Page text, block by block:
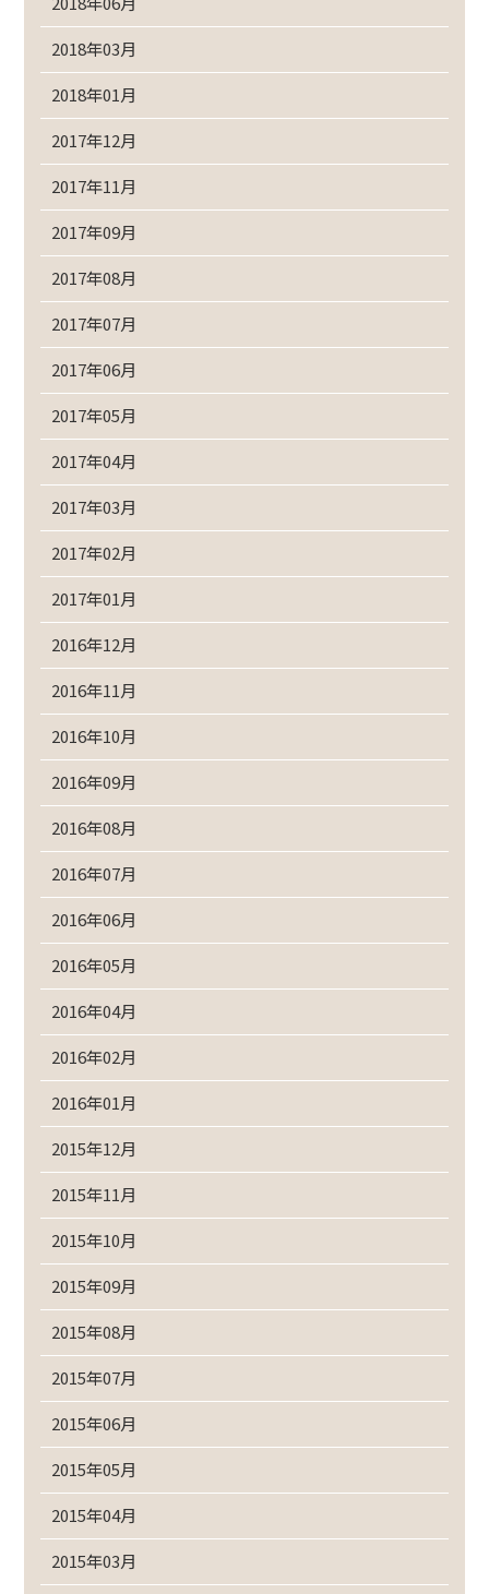
2018年03月
2018年01月
2017年12月
2017年11月
2017年09月
2017年08月
2017年07月
2017年06月
2017年05月
2017年04月
2017年03月
2017年02月
2017年01月
2016年12月
2016年11月
2016年10月
2016年09月
2016年08月
2016年07月
2016年06月
2016年05月
2016年04月
2016年02月
2016年01月
2015年12月
2015年11月
2015年10月
2015年09月
2015年08月
2015年07月
2015年06月
2015年05月
2015年04月
2015年03月